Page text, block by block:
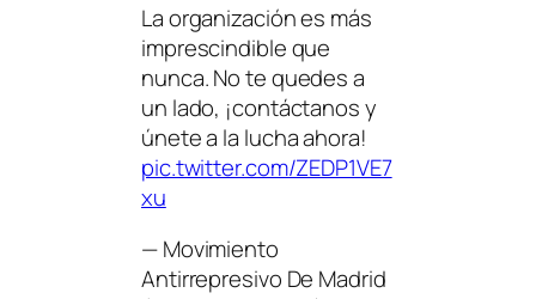
La organización es más
imprescindible que
nunca. No te quedes a
un lado, ¡contáctanos y
únete a la lucha ahora!
pic.twitter.com/ZEDP1VE7
xu
— Movimiento
Antirrepresivo De Madrid